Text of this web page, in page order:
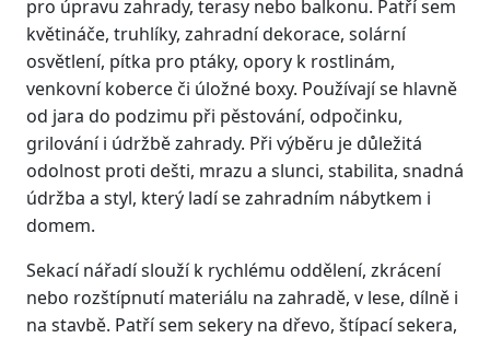
pro úpravu zahrady, terasy nebo balkonu. Patří sem
květináče, truhlíky, zahradní dekorace, solární
osvětlení, pítka pro ptáky, opory k rostlinám,
venkovní koberce či úložné boxy. Používají se hlavně
od jara do podzimu při pěstování, odpočinku,
grilování i údržbě zahrady. Při výběru je důležitá
odolnost proti dešti, mrazu a slunci, stabilita, snadná
údržba a styl, který ladí se zahradním nábytkem i
domem.
Sekací nářadí slouží k rychlému oddělení, zkrácení
nebo rozštípnutí materiálu na zahradě, v lese, dílně i
na stavbě. Patří sem sekery na dřevo, štípací sekera,